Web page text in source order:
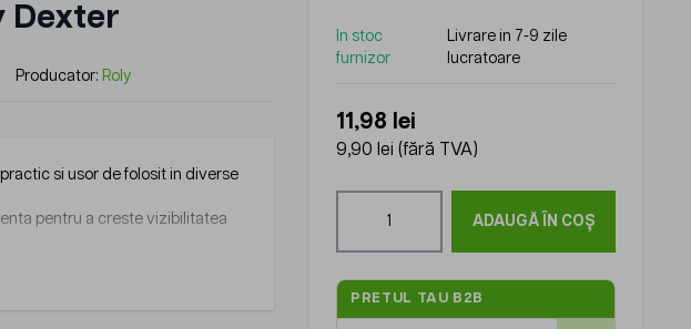
Dexter
Producator: Roly
si usor de folosit in diverse
pentru a creste vizibilitatea
In stoc
furnizor
Livrare in 7-9 zile
lucratoare
11,98 lei
9,90 lei (fără TVA)
ADAUGĂ ÎN COȘ
PRETUL TAU B2B